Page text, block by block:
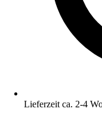
Lieferzeit ca. 2-4